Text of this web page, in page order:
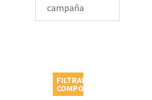
campaña
FILTRAR POR
COMPONENTE